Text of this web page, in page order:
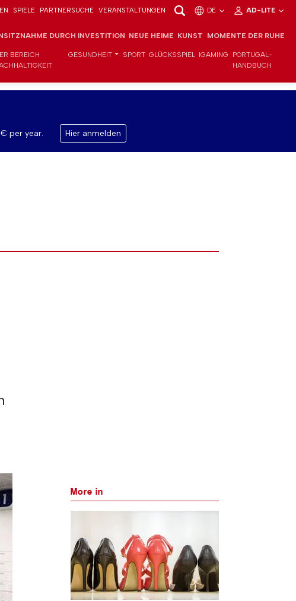
SPIELE PARTNERSUCHE VERANSTALTUNGEN DE AD-LITE
DURCH INVESTITION NEUE HEIME KUNST MOMENTE DER RUHE
BEREICH
GESUNDHEIT SPORT GLÜCKSSPIEL IGAMING
PORTUGAL-
HANDBUCH
per year. Hier anmelden
More in